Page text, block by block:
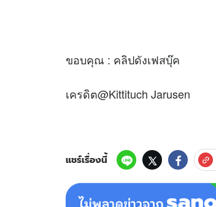
ขอบคุณ : คลิปดังเฟสบุ๊ค
เครดิต@Kittituch Jarusen
แชร์เรื่องนี้